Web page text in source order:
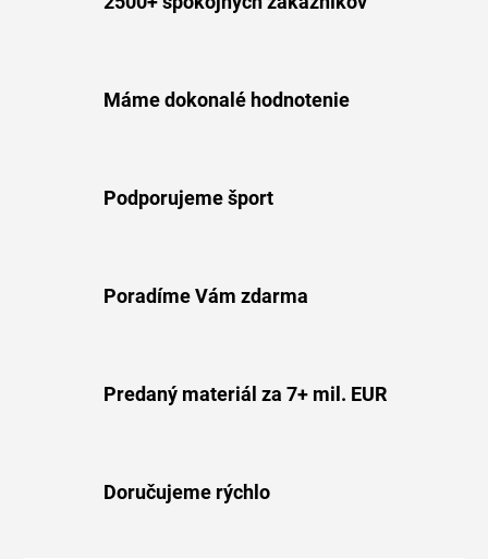
Máme dokonalé hodnotenie
Podporujeme šport
Poradíme Vám zdarma
Predaný materiál za 7+ mil. EUR
Doručujeme rýchlo